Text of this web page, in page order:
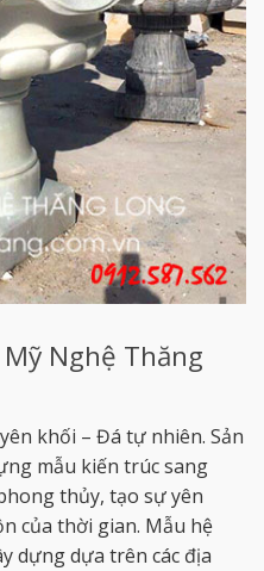
Nghệ Thăng
khối – Đá tự nhiên. Sản
mẫu kiến trúc sang
thủy, tạo sự yên
của thời gian. Mẫu hệ
dựng dựa trên các địa